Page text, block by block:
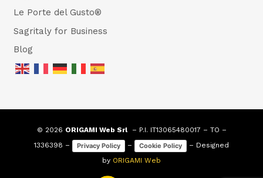
Le Porte del Gusto®
Sagritaly for Business
Blog
© 2026 ORIGAMI Web Srl– P.I. IT13065480017 – TO –
1336398 –
Privacy Policy – Cookie Policy
– Designed
by ORIGAMI Web